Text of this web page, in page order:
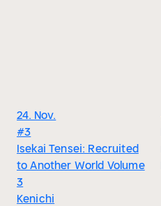
24. Nov.
#3
Isekai Tensei: Recruited
to Another World Volume
3
Kenichi